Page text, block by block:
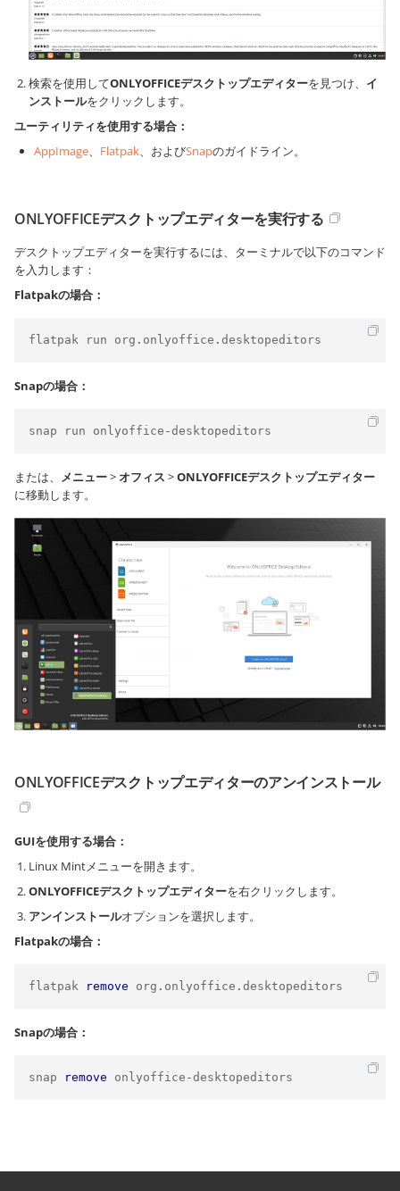
検索を使用してONLYOFFICEデスクトップエディターを見つけ、 イ
ンストールをクリックします。
ユーティリティを使用する場合：
AppImage、 Flatpak、およびSnapのガイドライン。
ONLYOFFICEデスクトップエディターを実行する
デスクトップエディターを実行するには、ターミナルで以下のコマンド
を入力します：
Flatpakの場合：
flatpak run org . onlyoffice . desktopeditors
Snapの場合：
snap run onlyoffice -desktopeditors
または、 メニュー>オフィス >ONLYOFFICEデスクトップエディター
に移動します。
ONLYOFFICEデスクトップエディターのアンインストール
GUIを使用する場合：
Linux Mintメニューを開きます。
ONLYOFFICEデスクトップエディターを右クリックします。
アンインストールオプションを選択します。
Flatpakの場合：
flatpak remove org . onlyoffice . desktopeditors
Snapの場合：
snap remove onlyoffice -desktopeditors